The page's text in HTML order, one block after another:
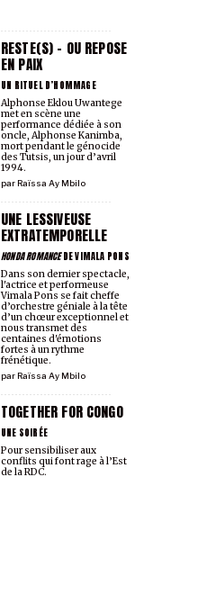
RESTE(S) - OU REPOSE
EN PAIX
UN RITUEL D’HOMMAGE
parRaïssa Ay Mbilo
Alphonse Eklou Uwantege
met en scène une
performance dédiée à son
oncle, Alphonse Kanimba,
mort pendant le génocide
des Tutsis, un jour d’avril
1994.
UNE LESSIVEUSE
EXTRATEMPORELLE
HONDA ROMANCEDE VIMALA PONS
parRaïssa Ay Mbilo
Dans son dernier spectacle,
l'actrice et performeuse
Vimala Pons se fait cheffe
d’orchestre géniale à la tête
d’un chœur exceptionnel et
nous transmet des
centaines d'émotions
fortes à un rythme
frénétique.
TOGETHER FOR CONGO
UNE SOIRÉE
Pour sensibiliser aux
conflits qui font rage à l’Est
de la RDC.